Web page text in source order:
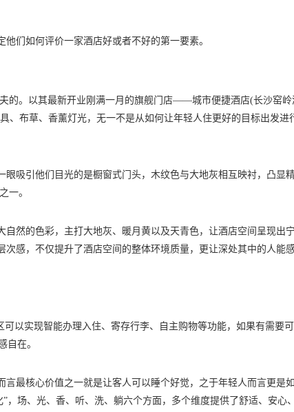
们如何评价一家酒店好或者不好的第一要素。
的。以其最新开业刚满一月的旗舰门店——城市便捷酒店(长沙窑岭
、布草、香薰灯光，无一不是从如何让年轻人住更好的目标出发进
吸引他们目光的是橱窗式门头，木纹色与大地灰相互映衬，凸显
一。
然的色彩，主打大地灰、暖月黄以及天青色，让酒店空间呈现出宁
感，不仅提升了酒店空间的整体环境质量，更让深处其中的人能
以实现智能办理入住、寄存行李、自主购物等功能，如果有需要
自在。
最核心价值之一就是让客人可以睡个好觉，之于年轻人而言更是如
，场、光、香、听、洗、躺六个方面，多个维度提供了舒适、安心